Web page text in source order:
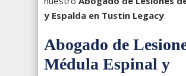
y Espalda en Tustin Legacy.
Abogado de
Médula Espinal y